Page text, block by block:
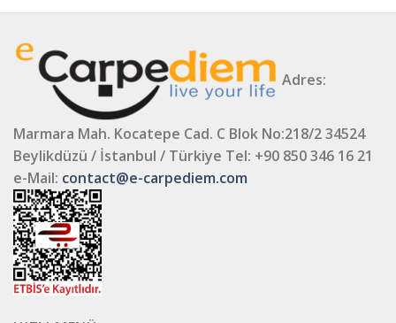
Adres:
Marmara Mah. Kocatepe Cad. C Blok No:218/2 34524
Beylikdüzü / İstanbul / Türkiye Tel: +90 850 346 16 21
e-Mail: contact@e-carpediem.com